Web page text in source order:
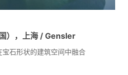
），上海 / Gensler
石形状的建筑空间中融合